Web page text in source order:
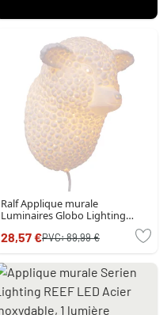
Ralf Applique murale
Luminaires Globo Lighting
28,57 €PVC:89,99 €